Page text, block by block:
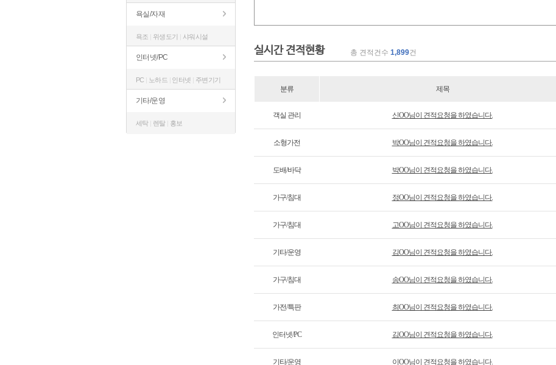
욕실/자재
욕조 위생도기 샤워시설
인터넷/PC
PC 노하드 인터넷 주변기기
기타/운영
세탁| 렌탈| 홍보
실시간 견적현황 총 견적건수 1,899건
분류 제목
객실 관리 신OO님이 견적요청을 하였습니다.
소형가전 박OO님이 견적요청을 하였습니다.
도배/바닥 박OO님이 견적요청을 하였습니다.
가구/침대 정OO님이 견적요청을 하였습니다.
가구/침대 고OO님이 견적요청을 하였습니다.
기타/운영 김OO님이 견적요청을 하였습니다.
가구/침대 송OO님이 견적요청을 하였습니다.
가전/특판 최OO님이 견적요청을 하였습니다.
인터넷/PC 김OO님이 견적요청을 하였습니다.
기타/운영 이OO님이 견적요청을 하였습니다.